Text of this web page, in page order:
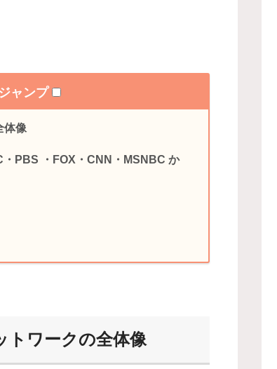
ャンプ
体像
PBS ・FOX・CNN・MSNBC か
トワークの全体像